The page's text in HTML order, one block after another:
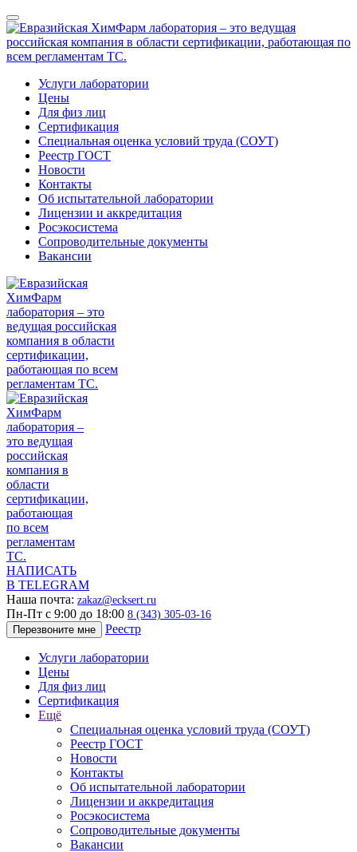
Услуги лаборатории
Цены
Для физ лиц
Сертификация
Специальная оценка условий труда (СОУТ)
Реестр ГОСТ
Новости
Контакты
Об испытательной лаборатории
Лицензии и аккредитация
Росэкосистема
Сопроводительные документы
Вакансии
НАПИСАТЬ
В TELEGRAM
Наша почта: zakaz@ecksert.ru
Пн-Пт с 9:00 до 18:00 8 (343) 305-03-16
Перезвоните мне
Реестр
Услуги лаборатории
Цены
Для физ лиц
Сертификация
Ещё
Специальная оценка условий труда (СОУТ)
Реестр ГОСТ
Новости
Контакты
Об испытательной лаборатории
Лицензии и аккредитация
Росэкосистема
Сопроводительные документы
Вакансии